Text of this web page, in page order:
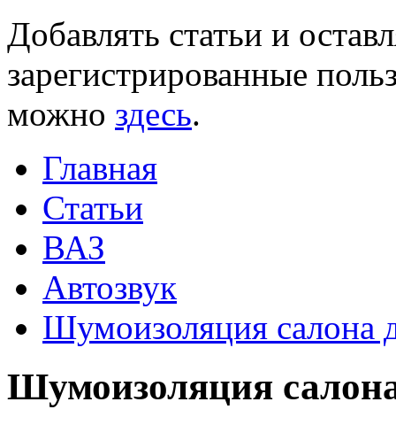
Добавлять статьи и
зарегистрированные
можно здесь.
Главная
Статьи
ВАЗ
Автозвук
Шумоизоляция салона
Шумоизоляция